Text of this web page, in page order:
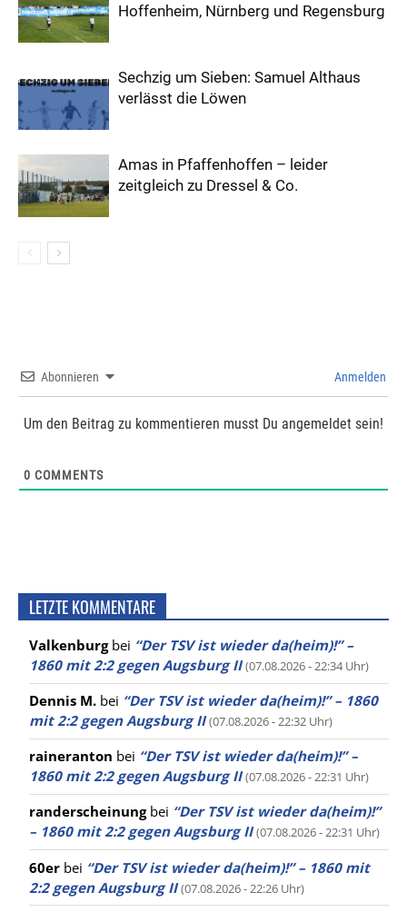
Hoffenheim, Nürnberg und Regensburg
Sechzig um Sieben: Samuel Althaus
verlässt die Löwen
Amas in Pfaffenhoffen – leider
zeitgleich zu Dressel & Co.
Abonnieren Anmelden
Um den Beitrag zu kommentieren musst Du angemeldet sein!
0 COMMENTS
LETZTE KOMMENTARE
Valkenburgbei “Der TSV ist wieder da(heim)!” –
1860 mit 2:2 gegen Augsburg II (07.08.2026 - 22:34 Uhr)
Dennis M. bei “Der TSV ist wieder da(heim)!” – 1860
mit 2:2 gegen Augsburg II (07.08.2026 - 22:32 Uhr)
raineranton bei “Der TSV ist wieder da(heim)!” –
1860 mit 2:2 gegen Augsburg II (07.08.2026 - 22:31 Uhr)
randerscheinungbei “Der TSV ist wieder da(heim)!”
– 1860 mit 2:2 gegen Augsburg II (07.08.2026 - 22:31 Uhr)
60er bei “Der TSV ist wieder da(heim)!” – 1860 mit
2:2 gegen Augsburg II (07.08.2026 - 22:26 Uhr)